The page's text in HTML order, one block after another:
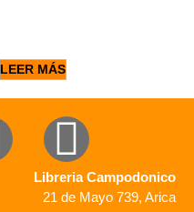
LEER MÁS
Libreria Campodonico
21 de Mayo 739, Arica